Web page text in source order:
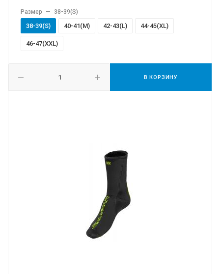
В КОРЗИНУ
Размер — 38-39(S)
38-39(S) 40-41(M) 42-43(L) 44-45(XL)
46-47(XXL)